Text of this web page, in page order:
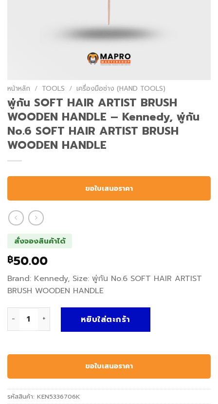
หน้าหลัก / TOOLS / เครื่องมือช่าง (HAND TOOLS)
พู่กัน SOFT HAIR ARTIST BRUSH
WOODEN HANDLE – Kennedy, พู่กัน
No.6 SOFT HAIR ARTIST BRUSH
WOODEN HANDLE
ขอใบเสนอราคา
สั่งจองสินค้าได้
฿50.00
Brand: Kennedy, Size: พู่กัน No.6 SOFT HAIR ARTIST
BRUSH WOODEN HANDLE
หยิบใส่ตะกร้า
ขอใบเสนอราคา
รหัสสินค้า: KEN5336706K